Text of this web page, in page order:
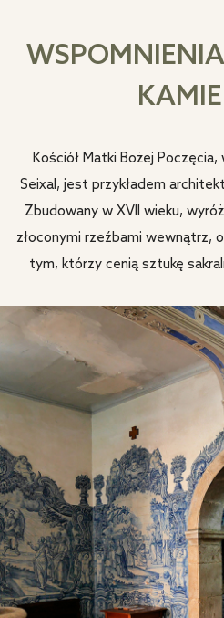
Kościół Matki Bożej
Seixal, jest przykładem
Zbudowany w XVII wieku,
złoconymi rzeźbami wewnątrz,
tym, którzy cenią sztukę